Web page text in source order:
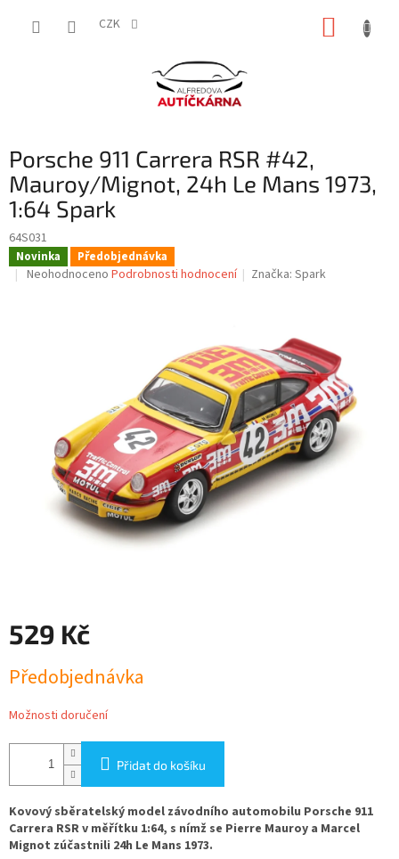
CZK
Porsche 911 Carrera RSR #42,
Mauroy/Mignot, 24h Le Mans 1973,
1:64 Spark
64S031
Novinka Předobjednávka
Průměrné
Neohodnoceno Podrobnosti hodnocení Značka:Spark
529 Kč
cena:
Předobjednávka
Možnosti doručení
Přidat do košíku
Kovový sběratelský model závodního automobilu Porsche 911
Carrera RSR v měřítku 1:64, s nímž se Pierre Mauroy a Marcel
Mignot zúčastnili 24h Le Mans 1973.